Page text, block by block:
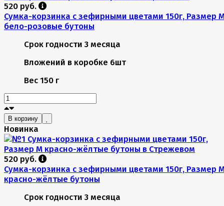
520 руб.
Сумка-корзинка с зефирными цветами 150г, Размер
бело-розовые бутоны
Срок годности 3 месяца
Вложений в коробке 6шт
Вес 150 г
В корзину
Новинка
520 руб.
Сумка-корзинка с зефирными цветами 150г, Размер
красно-жёлтые бутоны
Срок годности 3 месяца